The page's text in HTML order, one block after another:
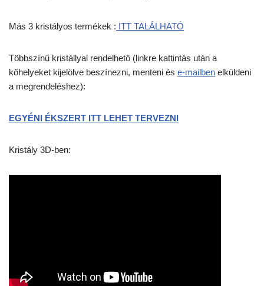
Más 3 kristályos termékek : ITT TALÁLHATÓ
Többszínű kristállyal rendelhető (linkre kattintás után a
kőhelyeket kijelölve beszínezni, menteni és e-mailben elküldeni
a megrendeléshez):
EGYÉNI ÉKSZERT ITT LEHET TERVEZNI
Kristály 3D-ben: